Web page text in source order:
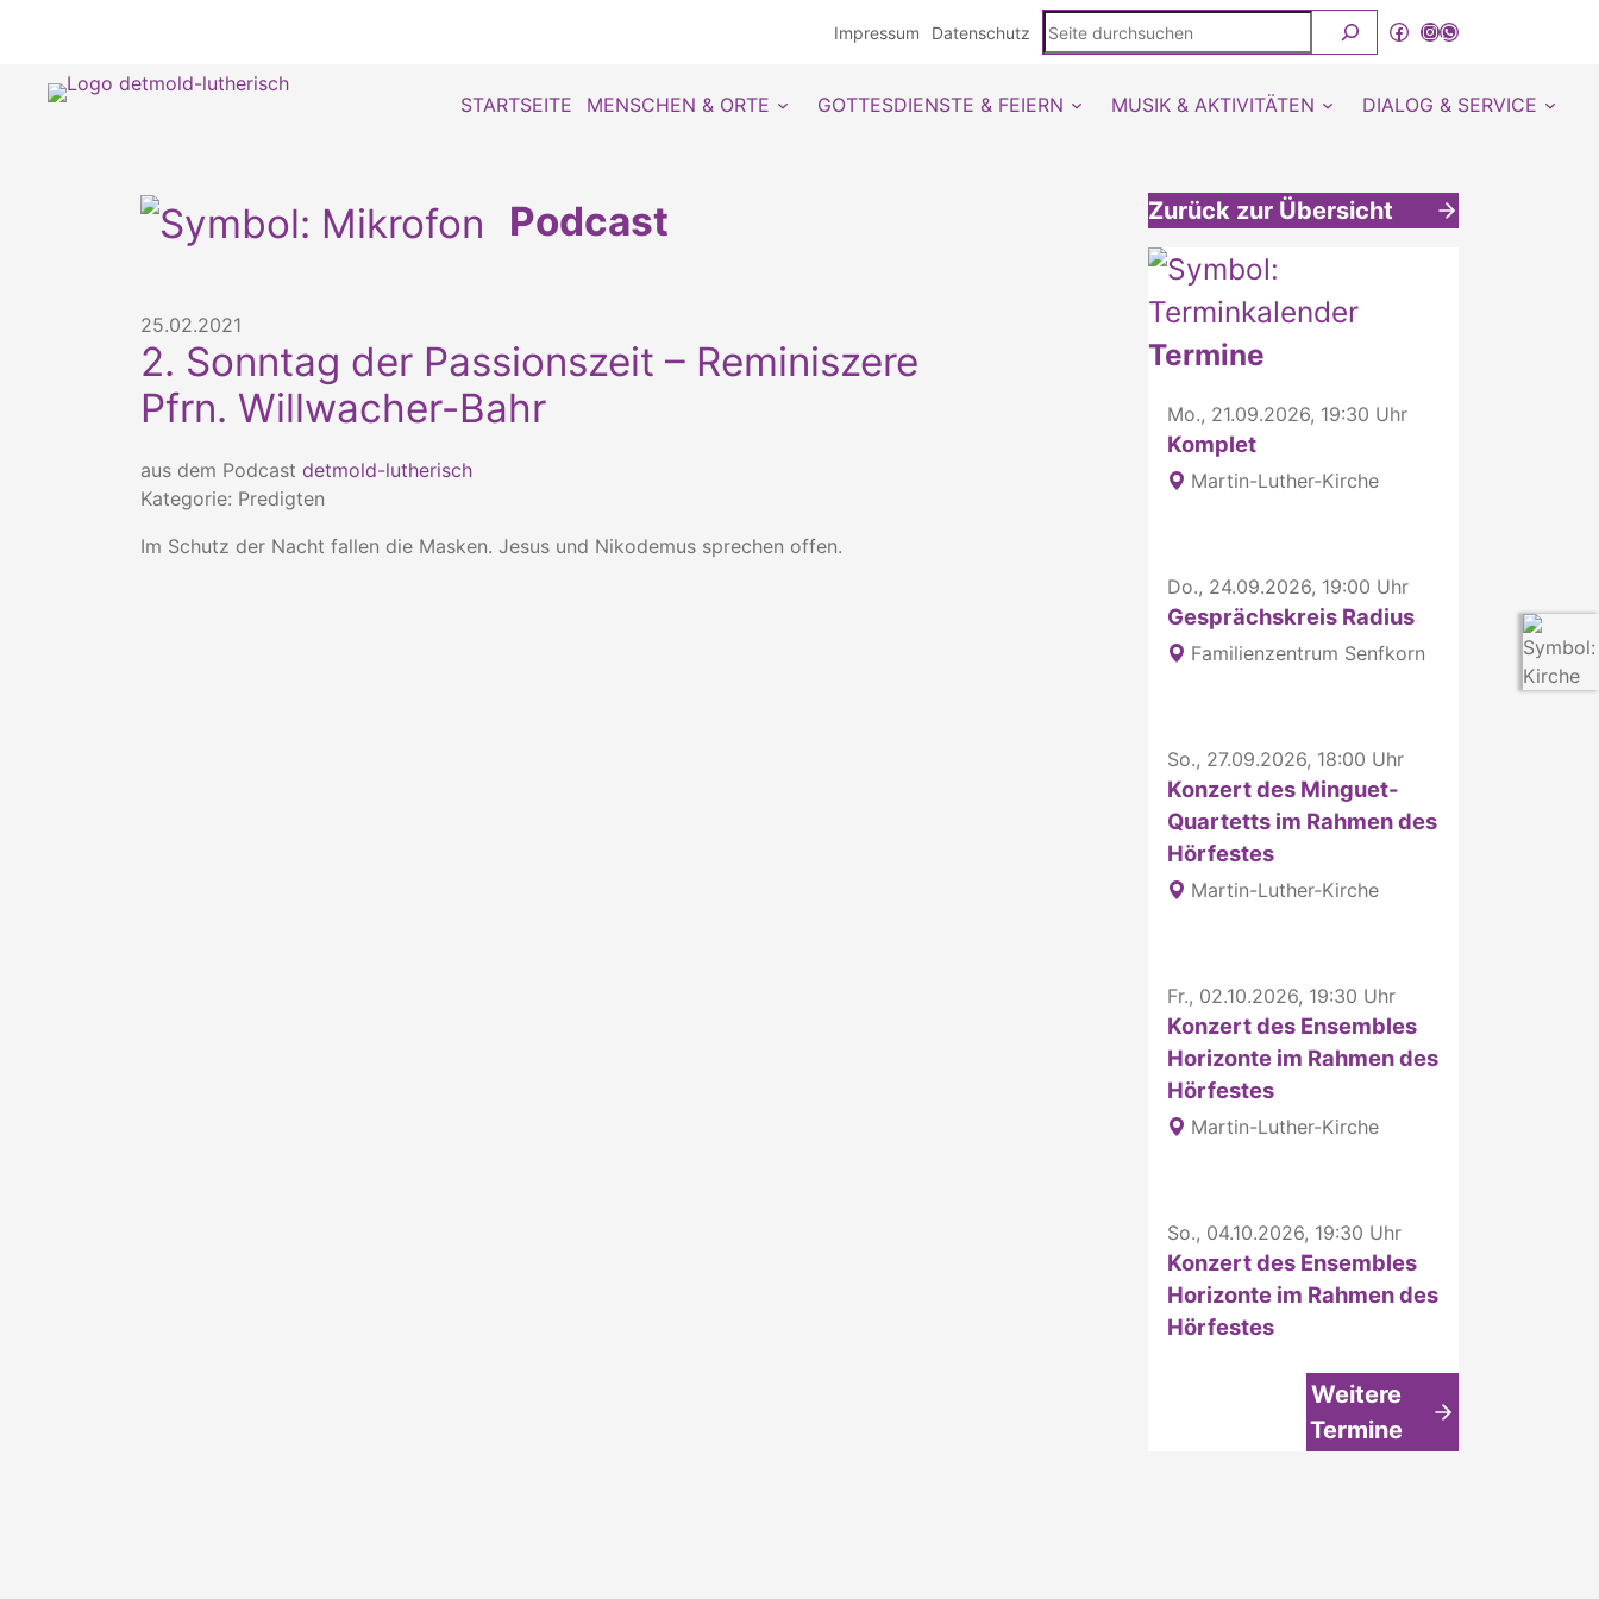
Impressum Datenschutz
Seite
durchsuchen
Facebook
Instagram
WhatsApp Kanal von detmold-lutherisch
STARTSEITE MENSCHEN & ORTE GOTTESDIENSTE & FEIERN MUSIK & AKTIVITÄTEN DIALOG & SERVICE
Podcast
25.02.2021
2. Sonntag der Passionszeit – Reminiszere
Pfrn. Willwacher-Bahr
aus dem Podcastdetmold-lutherisch
Kategorie: Predigten
Im Schutz der Nacht fallen die Masken. Jesus und Nikodemus sprechen offen.
Zurück zur Übersicht
Weitere interessante Inhalte
Termine
Mo., 21.09.2026, 19:30 Uhr
Komplet
Martin-Luther-Kirche
Do., 24.09.2026, 19:00 Uhr
Gesprächskreis Radius
Familienzentrum Senfkorn
So., 27.09.2026, 18:00 Uhr
Konzert des Minguet-
Quartetts im Rahmen des
Hörfestes
Martin-Luther-Kirche
Fr., 02.10.2026, 19:30 Uhr
Konzert des Ensembles
Horizonte im Rahmen des
Hörfestes
Martin-Luther-Kirche
So., 04.10.2026, 19:30 Uhr
Konzert des Ensembles
Horizonte im Rahmen des
Hörfestes
Weitere
Termine